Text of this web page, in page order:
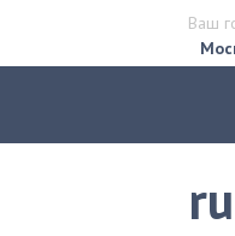
Ваш
ru